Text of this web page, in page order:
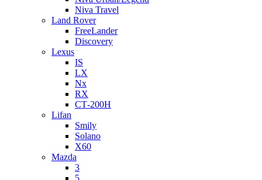
Niva Travel
Land Rover
FreeLander
Discovery
Lexus
IS
LX
Nx
RX
СТ-200H
Lifan
Smily
Solano
X60
Mazda
3
5